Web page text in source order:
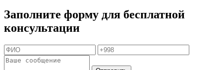
Заполните форму для бесплатной
консультации